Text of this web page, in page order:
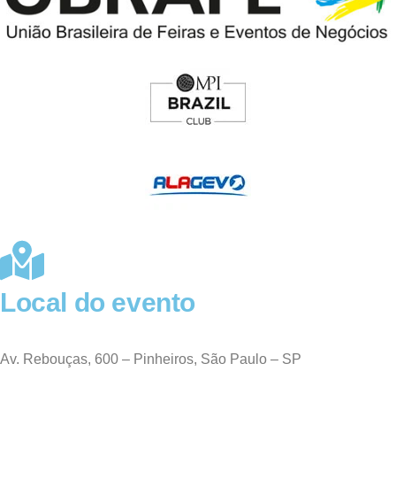
Local do evento
Av. Rebouças, 600 – Pinheiros, São Paulo – SP